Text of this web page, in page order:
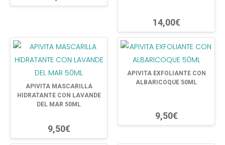
14,00€
APIVITA MASCARILLA
HIDRATANTE CON LAVANDE
DEL MAR 50ML
9,50€
APIVITA EXFOLIANTE CON
ALBARICOQUE 50ML
9,50€